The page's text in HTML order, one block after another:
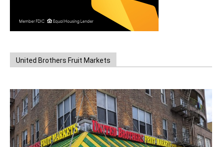
United Brothers Fruit Markets